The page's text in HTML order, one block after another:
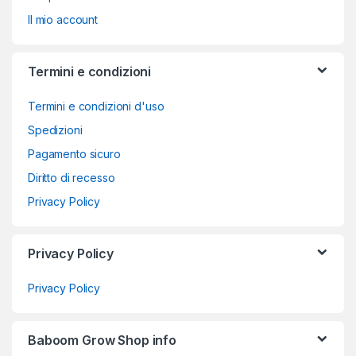
Il mio account
Termini e condizioni
Termini e condizioni d'uso
Spedizioni
Pagamento sicuro
Diritto di recesso
Privacy Policy
Privacy Policy
Privacy Policy
Baboom Grow Shop info